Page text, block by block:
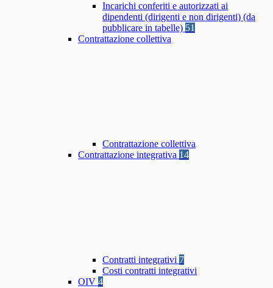
Incarichi conferiti e autorizzati ai
dipendenti (dirigenti e non dirigenti) (da
pubblicare in tabelle) 51
Contrattazione collettiva
Contrattazione collettiva
Contrattazione integrativa 14
Contratti integrativi 7
Costi contratti integrativi
OIV 4